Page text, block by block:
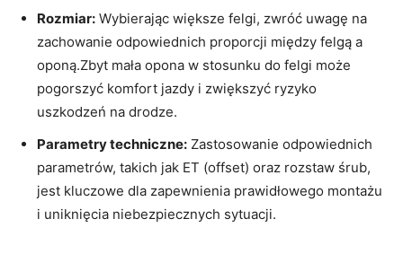
Rozmiar: Wybierając większe felgi, zwróć uwagę na
zachowanie odpowiednich proporcji między felgą a
oponą.Zbyt mała opona w stosunku do felgi może
pogorszyć komfort jazdy i zwiększyć ryzyko
uszkodzeń na drodze.
Parametry techniczne: Zastosowanie odpowiednich
parametrów, takich jak ET (offset) oraz rozstaw śrub,
jest kluczowe dla zapewnienia prawidłowego montażu
i uniknięcia niebezpiecznych sytuacji.